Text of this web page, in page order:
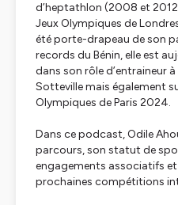
d’heptathlon (2008 et
Jeux Olympiques de
été porte-drapeau de son
records du Bénin, elle est
dans son rôle d’entraineur
Sotteville mais également
Olympiques de Paris 2024.
Dans ce podcast, Odile
parcours, son statut de
engagements associatifs
prochaines compétitions